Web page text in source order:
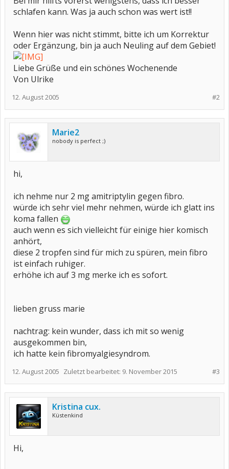
schlafen kann. Was ja auch schon was wert ist!!
Wenn hier was nicht stimmt, bitte ich um Korrektur
oder Ergänzung, bin ja auch Neuling auf dem Gebiet!
Liebe Grüße und ein schönes Wochenende
Von Ulrike
#2
12. August 2005
Marie2
nobody is perfect ;)
hi,
ich nehme nur 2 mg amitriptylin gegen fibro.
würde ich sehr viel mehr nehmen, würde ich glatt ins
koma fallen
auch wenn es sich vielleicht für einige hier komisch
anhört,
diese 2 tropfen sind für mich zu spüren, mein fibro
ist einfach ruhiger.
erhöhe ich auf 3 mg merke ich es sofort.
lieben gruss marie
nachtrag: kein wunder, dass ich mit so wenig
ausgekommen bin,
ich hatte kein fibromyalgiesyndrom.
#3
12. August 2005 Zuletzt bearbeitet: 9. November 2015
Kristina cux.
Küstenkind
Hi,